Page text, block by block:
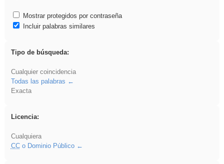
Mostrar protegidos por contraseña
Incluir palabras similares
Tipo de búsqueda:
Cualquier coincidencia
Todas las palabras
Exacta
Licencia:
Cualquiera
CCo Dominio Público